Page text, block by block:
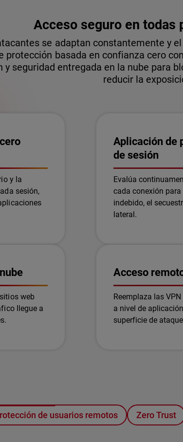
Acceso seguro en todas
se adaptan constantemente y
protección basada en confianza cero
y seguridad entregada en la nube para
reducir la
y la
sesión,
Aplicación de
de sesión
Evalúa
cada conexión para
indebido, el
lateral.
web
llegue a
Acceso
Reemplaza las
a nivel de
superficie de
de usuarios remotos Zero Trust